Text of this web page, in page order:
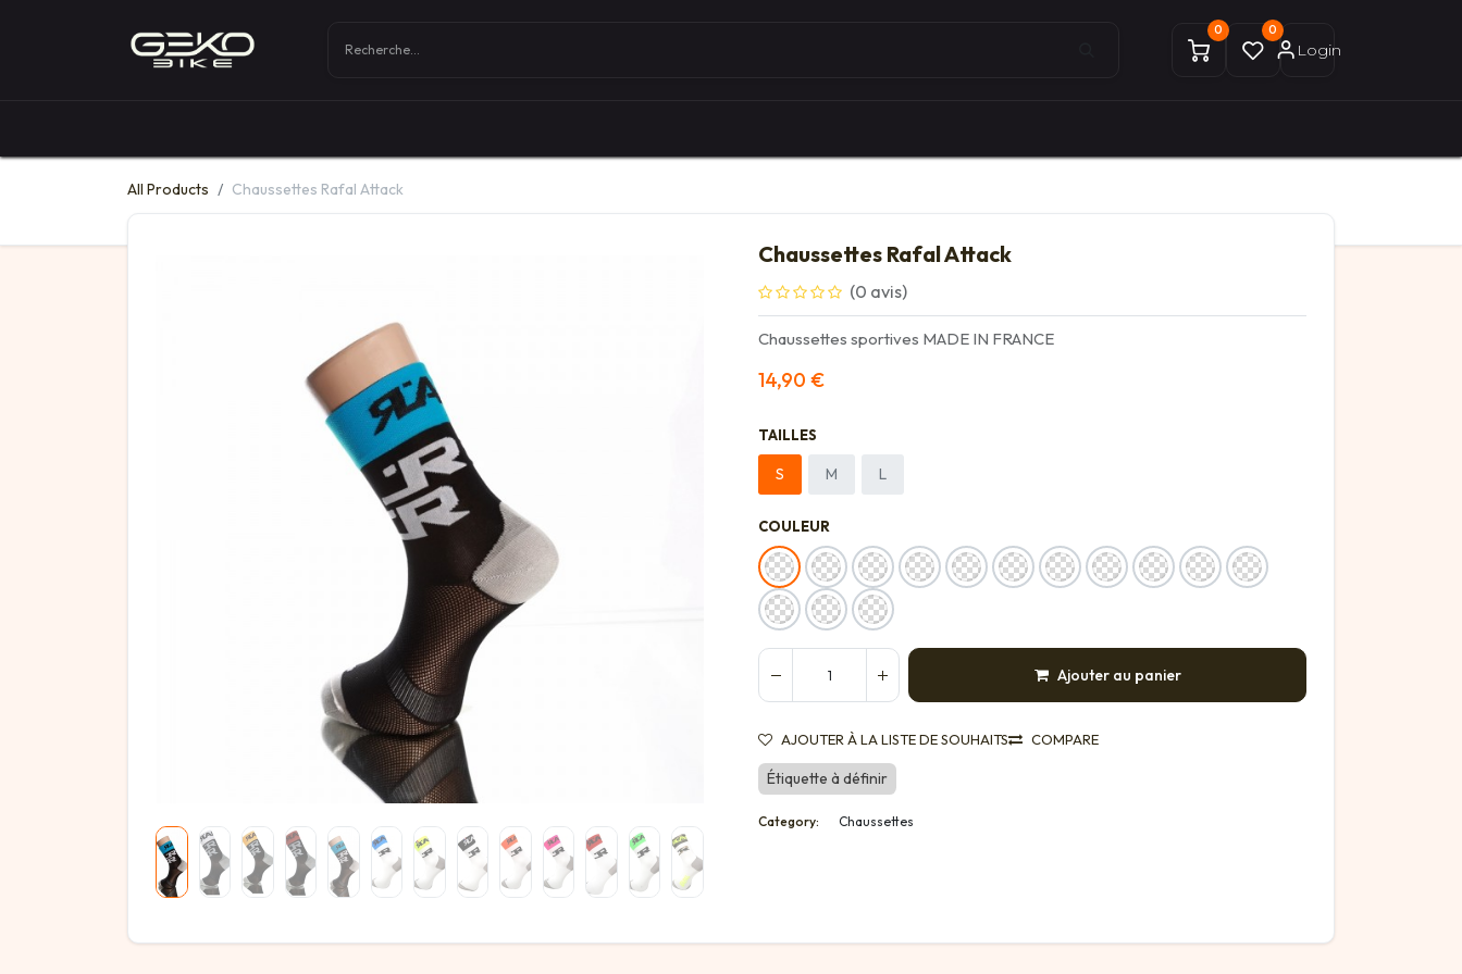
0 0
Login
All Products Chaussettes Rafal Attack
Chaussettes Rafal Attack
(0 avis)
Chaussettes sportives MADE IN FRANCE
14,90 €
TAILLES
S M L
COULEUR
Ajouter au panier
AJOUTER À LA LISTE DE SOUHAITS COMPARE
Étiquette à définir
Category: Chaussettes